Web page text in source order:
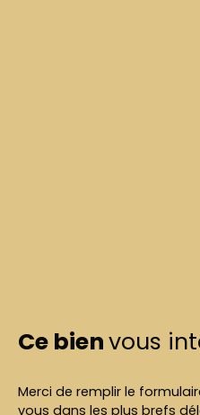
Ce bienvous
Merci de remplir le
vous dans les plus brefs